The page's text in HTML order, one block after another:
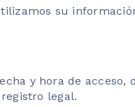
su
y hora de acceso,
legal.